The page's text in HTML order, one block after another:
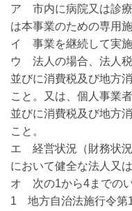
ア 市内に病院又は診療
は本事業のための専用
イ 事業を継続して実施
ウ 法人の場合、法人
並びに消費税及び地方
こと。又は、個人事業
並びに消費税及び地方
こと。
エ 経営状況（財務状
において健全な法人又
オ 次の1から4までのい
1 地方自治法施行令第